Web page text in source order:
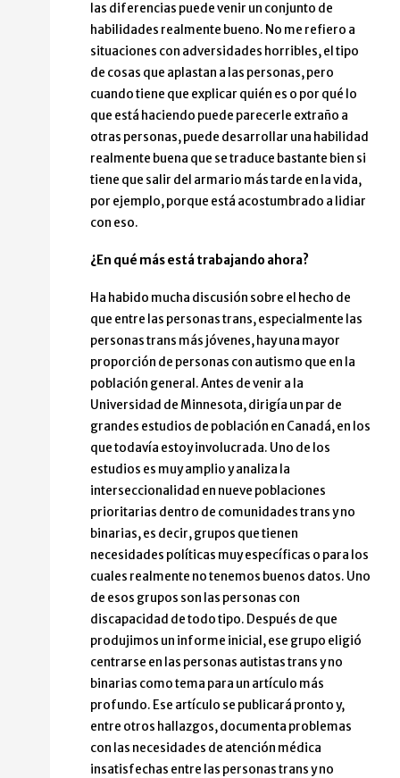
las diferencias puede venir un conjunto de
habilidades realmente bueno. No me refiero a
situaciones con adversidades horribles, el tipo
de cosas que aplastan a las personas, pero
cuando tiene que explicar quién es o por qué lo
que está haciendo puede parecerle extraño a
otras personas, puede desarrollar una habilidad
realmente buena que se traduce bastante bien si
tiene que salir del armario más tarde en la vida,
por ejemplo, porque está acostumbrado a lidiar
con eso.
¿En qué más está trabajando ahora?
Ha habido mucha discusión sobre el hecho de
que entre las personas trans, especialmente las
personas trans más jóvenes, hay una mayor
proporción de personas con autismo que en la
población general. Antes de venir a la
Universidad de Minnesota, dirigía un par de
grandes estudios de población en Canadá, en los
que todavía estoy involucrada. Uno de los
estudios es muy amplio y analiza la
interseccionalidad en nueve poblaciones
prioritarias dentro de comunidades trans y no
binarias, es decir, grupos que tienen
necesidades políticas muy específicas o para los
cuales realmente no tenemos buenos datos. Uno
de esos grupos son las personas con
discapacidad de todo tipo. Después de que
produjimos un informe inicial, ese grupo eligió
centrarse en las personas autistas trans y no
binarias como tema para un artículo más
profundo. Ese artículo se publicará pronto y,
entre otros hallazgos, documenta problemas
con las necesidades de atención médica
insatisfechas entre las personas trans y no